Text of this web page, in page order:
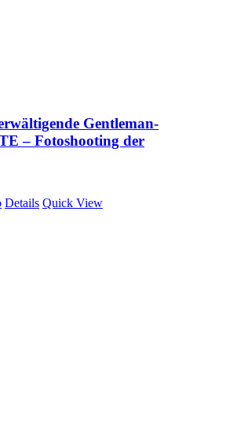
Gentleman-
– Fotoshooting der
Details Quick View